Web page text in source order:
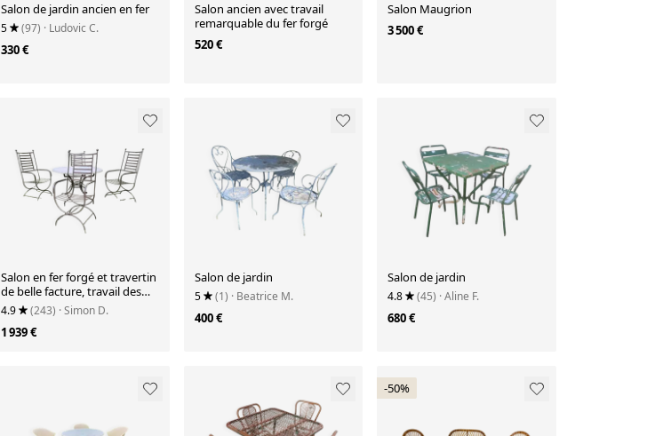
Salon de jardin ancien en fer
5 (97) · Ludovic C.
330 €
Salon ancien avec travail
remarquable du fer forgé
520 €
Salon Maugrion
3 500 €
Salon en fer forgé et travertin
de belle facture, travail des
années 90
4.9 (243) · Simon D.
1 939 €
Salon de jardin
5 (1) · Beatrice M.
400 €
Salon de jardin
4.8 (45) · Aline F.
680 €
-50%